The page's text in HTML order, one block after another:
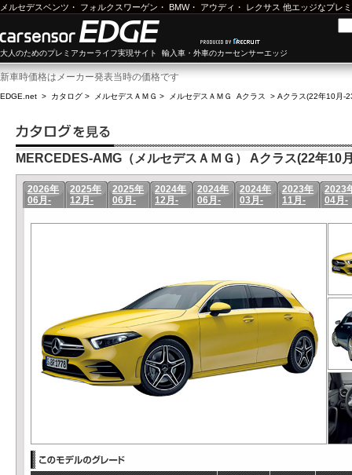
メルセデスベンツ ・ フォルクスワーゲン ・ BMW・ アウディ ・ レクサス 他エッジなプレ
大人のためのプレミアカーライフ実現サイト 輸入車・外車のカーセンサーエッジ
新車時価格はメーカー発表当時の価格です
EDGE.net > カタログ > メルセデスＡＭＧ > メルセデスＡＭＧ Aクラス > Aクラス(22年10月-
MERCEDES-AMG（メルセデスＡＭＧ） Aクラス(22年10
2026年
06月-
2025年
12月-
2025年
06月-
2024年
12月-
2024年
06月-
2024年
03月-
2023年
11月-
2023
04月-